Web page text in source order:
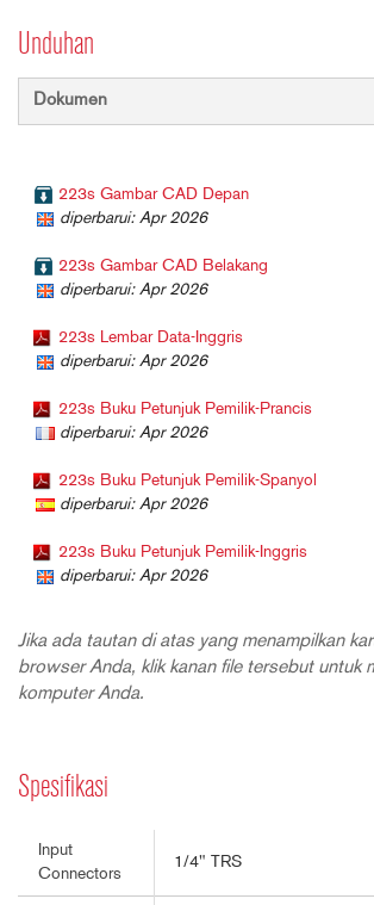
Unduhan
Dokumen
223s Gambar CAD Depan
diperbarui: Apr 2026
223s Gambar CAD Belakang
diperbarui: Apr 2026
223s Lembar Data-Inggris
diperbarui: Apr 2026
223s Buku Petunjuk Pemilik-Prancis
diperbarui: Apr 2026
223s Buku Petunjuk Pemilik-Spanyol
diperbarui: Apr 2026
223s Buku Petunjuk Pemilik-Inggris
diperbarui: Apr 2026
Jika ada tautan di atas yang menampilkan
browser Anda, klik kanan file tersebut untuk
komputer Anda.
Spesifikasi
Input
Connectors
1/4" TRS